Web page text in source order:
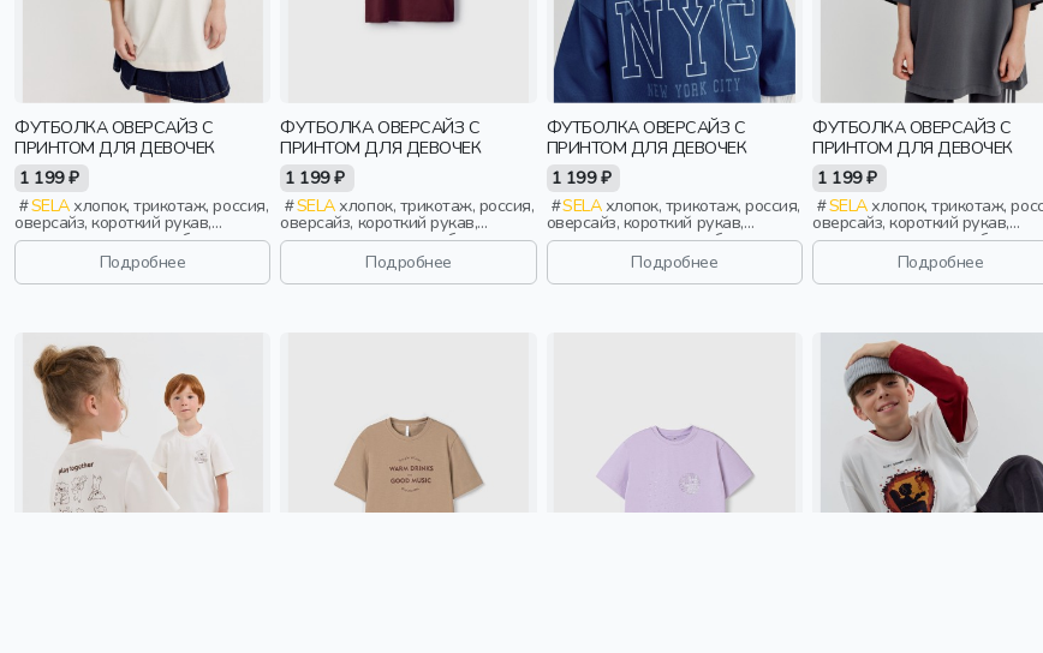
ФУТБОЛКА ОВЕРСАЙЗ С
ПРИНТОМ ДЛЯ ДЕВОЧЕК
1 199 ₽
SELAхлопок, трикотаж, россия,
оверсайз, короткий рукав,
прямые, короткие, свободные,
принт, вырез, круглый вырез,
спорт, девочки, дети
Подробнее
ФУТБОЛКА ОВЕРСАЙЗ С
ПРИНТОМ ДЛЯ ДЕВОЧЕК
1 199 ₽
SELAхлопок, трикотаж, россия,
оверсайз, короткий рукав,
прямые, короткие, свободные,
принт, вырез, круглый вырез,
спорт, девочки, дети
Подробнее
ФУТБОЛКА ОВЕРСАЙЗ С
ПРИНТОМ ДЛЯ ДЕВОЧЕК
1 199 ₽
SELAхлопок, трикотаж, россия,
оверсайз, короткий рукав,
прямые, короткие, свободные,
принт, вырез, круглый вырез,
спорт, девочки, дети
Подробнее
ФУТБОЛКА ОВЕРСАЙЗ С
ПРИНТОМ ДЛЯ ДЕВОЧЕК
1 199 ₽
SELAхлопок, трикотаж, россия,
оверсайз, короткий рукав,
прямые, короткие, свободные,
принт, вырез, круглый вырез,
спорт, девочки, дети
Подробнее